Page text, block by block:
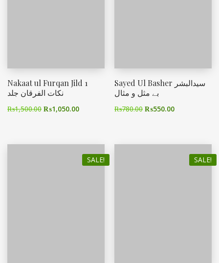
Nakaat ul Furqan Jild 1
نکات الفرقان جلد
₨1,500.00 ₨1,050.00
Sayed Ul Basher سیدالبشر
بے مثل و مثال
₨780.00 ₨550.00
SALE! SALE!